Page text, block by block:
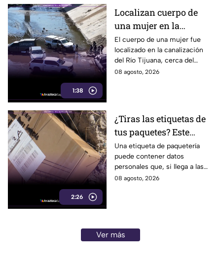
1:38
Localizan cuerpo de
una mujer en la
canalización del Río
Tijuana; presentaba
quemaduras
El cuerpo de una mujer fue
localizado en la canalización
del Río Tijuana, cerca del
cruce fronterizo, durante la
08 agosto, 2026
2:26
¿Tiras las etiquetas de
tus paquetes? Este
pequeño descuido
podría ponerte en
riesgo en Tijuana
Una etiqueta de paquetería
puede contener datos
personales que, si llega a las
manos equivocadas, podrían
08 agosto, 2026
Ver más